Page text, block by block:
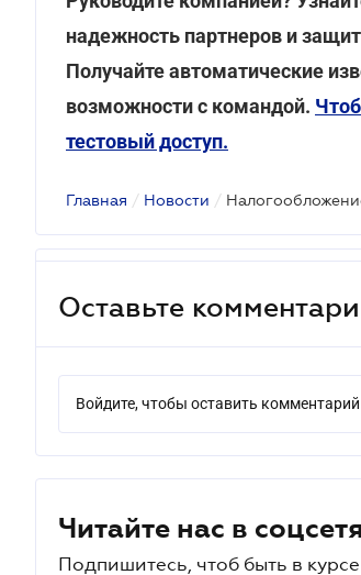
надежность партнеров и
Получайте автоматические
возможности с командой.
тестовый доступ.
Главная / Новости /
Оставьте
Войдите, чтобы оставить комментарий
Читайте нас в
Подпишитесь, чтоб быть в